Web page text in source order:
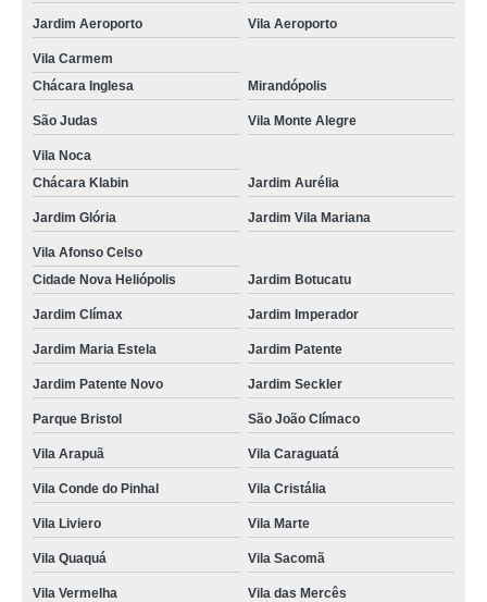
onde fazer aulas de reciclagem cnh Brooklin Paulista
fazer reciclagem cnh valores Vila Gumercindo
onde fazer reciclagem para cnh Jardim São Caetano
onde fazer curso para reciclagem de cnh Vila Nova Conceição
onde faz reciclagem de cnh Vila Firmiano Pinto
onde fazer curso de reciclagem cnh suspensa Jardim Vergueiro
aula de reciclar cnh Parque Ibirapuera
onde fazer aulas de reciclagem cnh Vila da Saúde
onde faz reciclagem para cnh Vila Guarani
aulas de reciclagem cnh valores Jardim Anchieta
onde faz curso reciclagem cnh suspensa Vila Água Funda
onde faz fazer reciclagem cnh Paulista
aulas de reciclagem cnh Jardim Vergueiro
reciclagem da cnh Cupecê
Jardim Aeroporto Vila Aeroporto
Vila Carmem
Chácara Inglesa
Mirandópolis
São Judas Vila Monte Alegre
Vila Noca
Chácara Klabin
Jardim Aurélia
Jardim Glória Jardim Vila Mariana
Vila Afonso Celso
Cidade Nova Heliópolis
Jardim Botucatu
Jardim Clímax Jardim Imperador
Jardim Maria Estela Jardim Patente
Jardim Patente Novo Jardim Seckler
Parque Bristol São João Clímaco
Vila Arapuã Vila Caraguatá
Vila Conde do Pinhal Vila Cristália
Vila Liviero Vila Marte
Vila Quaquá Vila Sacomã
Vila Vermelha
Vila das Mercês